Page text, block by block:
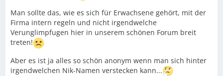
Man sollte das, wie es sich für Erwachsene gehört, mit der
Firma intern regeln und nicht irgendwelche
Verunglimpfugen hier in unserem schönen Forum breit
treten!
Aber es ist ja alles so schön anonym wenn man sich hinter
irgendwelchen Nik-Namen verstecken kann...